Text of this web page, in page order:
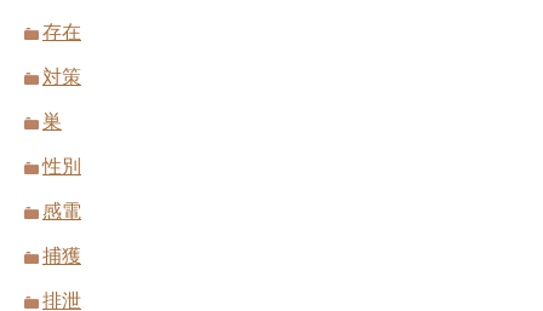
存在
対策
巣
性別
感電
捕獲
排泄